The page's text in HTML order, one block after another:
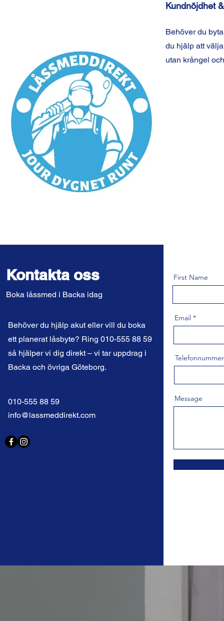
Kundnöjdhet
Behöver du
du hjälp att
utan krångel
Kontakta oss
Boka låssmed i Backa idag
Behöver du hjälp akut eller vill du boka
ett planerat låsbyte? Ring 010-555 88 59
så hjälper vi dig direkt – vi tar uppdrag i
Backa och övriga Göteborg.
010-555 88 59
info@lassmeddirekt.com
First Name
Email
Telefonnummer
Message